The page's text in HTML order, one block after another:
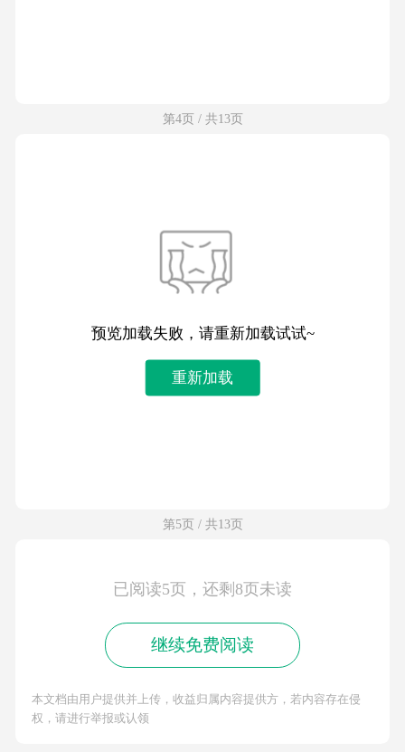
第4页 / 共13页
预览加载失败，请重新加载试试~
重新加载
第5页 / 共13页
已阅读5页，还剩8页未读
继续免费阅读
本文档由用户提供并上传，收益归属内容提供方，若内容存在侵
权，请进行举报或认领